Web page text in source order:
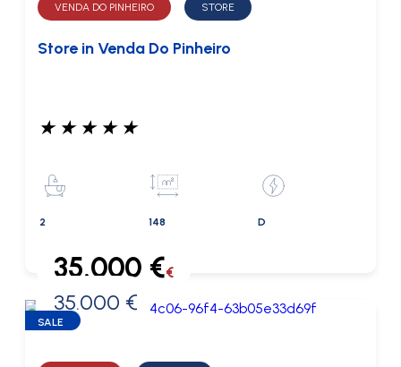
VENDA DO PINHEIRO STORE
Store in Venda Do Pinheiro
★ ★ ★ ★ ★
2 148 D
0 €
35.000 €€
35.000 €
SALE